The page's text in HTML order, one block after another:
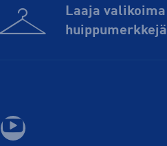
Laaja valikoima
huippu­merkkejä